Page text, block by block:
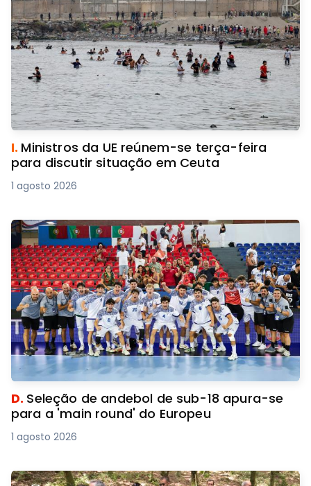
I. Ministros da UE reúnem-se terça-feira
para discutir situação em Ceuta
1 agosto 2026
D. Seleção de andebol de sub-18 apura-se
para a 'main round' do Europeu
1 agosto 2026